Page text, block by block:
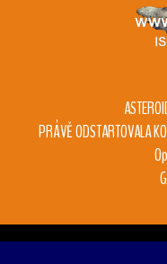
PRÁVĚ ODSTARTOVALA